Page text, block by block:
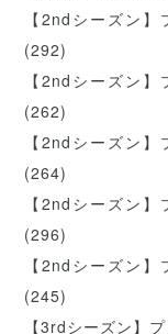
【2ndシーズン
(292)
【2ndシーズン
(262)
【2ndシーズン
(264)
【2ndシーズン
(296)
【2ndシーズン
(245)
【3rdシーズン】